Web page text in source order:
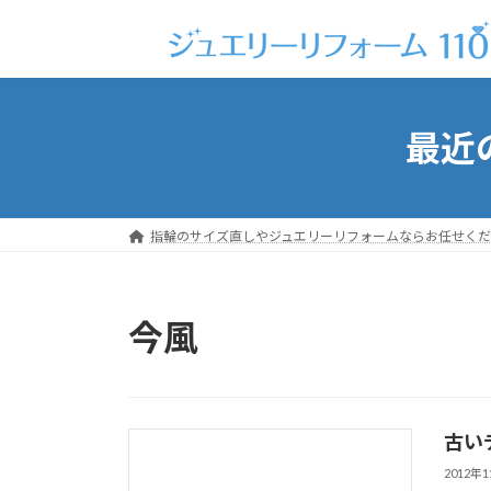
ッ
移
最近
指輪のサイズ直しやジュエリーリフォームならお任せく
今風
古い
2012年